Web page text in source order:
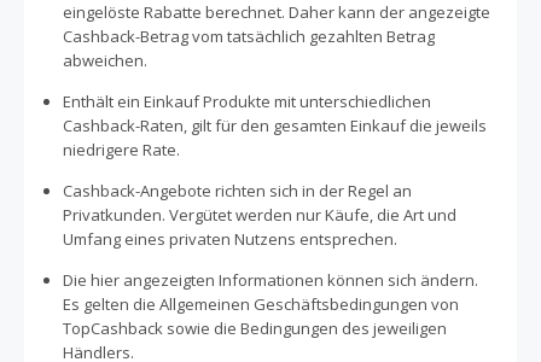
eingelöste Rabatte berechnet. Daher kann der angezeigte
Cashback-Betrag vom tatsächlich gezahlten Betrag
abweichen.
Enthält ein Einkauf Produkte mit unterschiedlichen
Cashback-Raten, gilt für den gesamten Einkauf die jeweils
niedrigere Rate.
Cashback-Angebote richten sich in der Regel an
Privatkunden. Vergütet werden nur Käufe, die Art und
Umfang eines privaten Nutzens entsprechen.
Die hier angezeigten Informationen können sich ändern.
Es gelten die Allgemeinen Geschäftsbedingungen von
TopCashback sowie die Bedingungen des jeweiligen
Händlers.